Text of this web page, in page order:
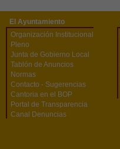
El Ayuntamiento
Organización Institucional
Pleno
Junta de Gobierno Local
Tablón de Anuncios
Normas
Contacto - Sugerencias
Cantoria en el BOP
Portal de Transparencia
Canal Denuncias